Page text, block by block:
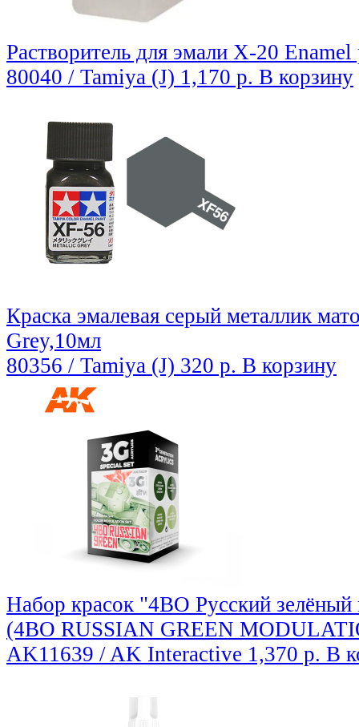
Растворитель для эмали X-20
80040 / Tamiya (J) 1,170 р. В корзину
Краска эмалевая серый металлик
Grey,10мл
80356 / Tamiya (J) 320 р. В корзину
Набор красок "4BO Русский
(4BO RUSSIAN GREEN
AK11639 / AK Interactive 1,370 р. В